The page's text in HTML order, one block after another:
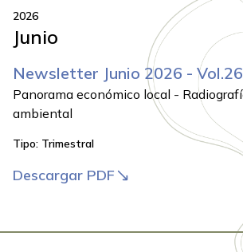
2026
Junio
Newsletter Junio 2026 - Vol.26
Panorama económico local -
ambiental
Tipo: Trimestral
Descargar PDF